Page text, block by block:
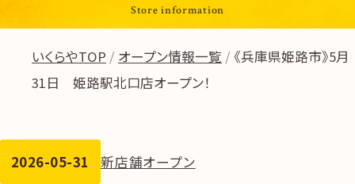
Store information
いくらやTOP オープン情報一覧
《兵庫県姫路市》5月
31日 姫路駅北口店オープン！
2026-05-31 新店舗オープン